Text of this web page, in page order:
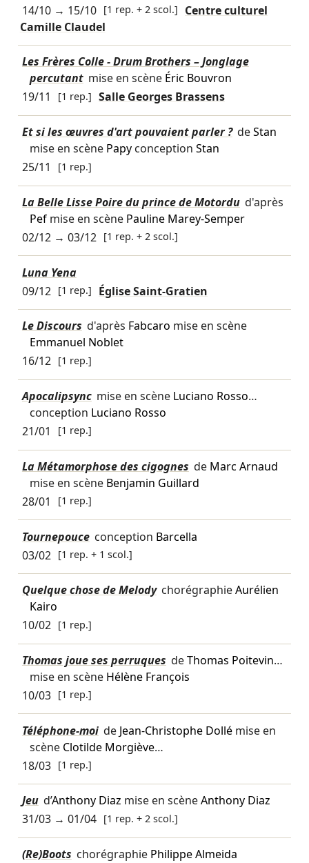
14/10→ 15/10 [1 rep. + 2 scol.]
Centre culturel
Camille Claudel
Les Frères Colle - Drum Brothers – Jonglage
percutant mise en scène Éric Bouvron
19/11
[1 rep.] Salle Georges Brassens
Et si les œuvres d'art pouvaient parler ? deStan
mise en scène Papyconception Stan
25/11
[1 rep.]
La Belle Lisse Poire du prince de Motordu d'après
Pefmise en scène Pauline Marey-Semper
02/12→ 03/12 [1 rep. + 2 scol.]
Luna Yena
09/12 [1 rep.] Église Saint-Gratien
Le Discours d'après Fabcaro mise en scène
Emmanuel Noblet
16/12 [1 rep.]
Apocalipsync mise en scène Luciano Rosso…
conception Luciano Rosso
21/01
[1 rep.]
La Métamorphose des cigognes de Marc Arnaud
mise en scène Benjamin Guillard
28/01
[1 rep.]
Tournepouce conception Barcella
03/02 [1 rep. + 1 scol.]
Quelque chose de Melody chorégraphieAurélien
Kairo
10/02 [1 rep.]
Thomas joue ses perruques deThomas Poitevin…
mise en scène Hélène François
10/03 [1 rep.]
Téléphone-moi de Jean-Christophe Dollémise en
scène Clotilde Morgiève…
18/03 [1 rep.]
Jeu d’Anthony Diaz mise en scèneAnthony Diaz
31/03→ 01/04 [1 rep. + 2 scol.]
(Re)Boots chorégraphie Philippe Almeida